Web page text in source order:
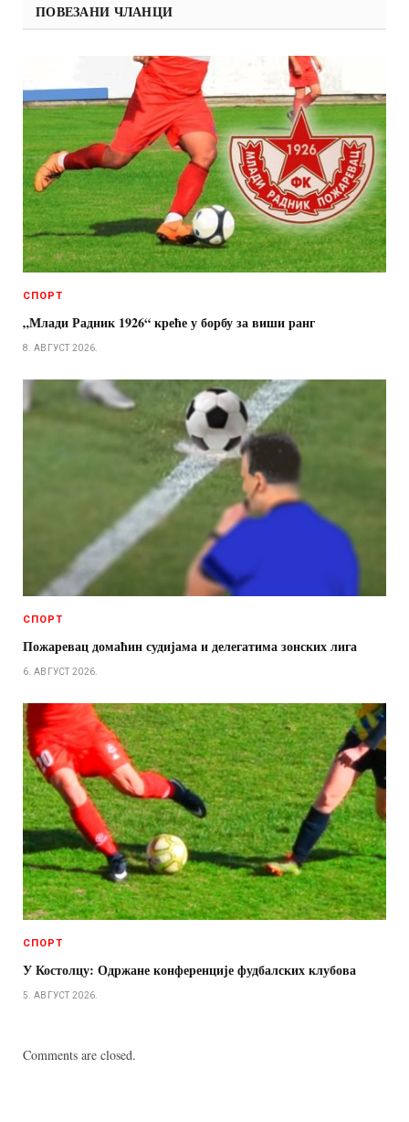
ПОВЕЗАНИ ЧЛАНЦИ
СПОРТ
„Млади Радник 1926“ креће у борбу за виши ранг
8. АВГУСТ 2026.
СПОРТ
Пожаревац домаћин судијама и делегатима зонских лига
6. АВГУСТ 2026.
СПОРТ
У Костолцу: Одржане конференције фудбалских клубова
5. АВГУСТ 2026.
Comments are closed.